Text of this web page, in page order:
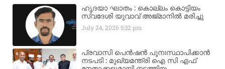
ഹൃദയാ ഘാതം : കൊല്ലം കൊട്ടിയം
സ്വദേശി യുവാവ് അജ്മാനിൽ മരിച്ചു
July 24, 20265:32 pm
പ്രവാസി പെൻഷൻ പുനഃസ്ഥാപിക്കാൻ
നടപടി : മുഖ്യമന്ത്രി ഐ സി എഫ്